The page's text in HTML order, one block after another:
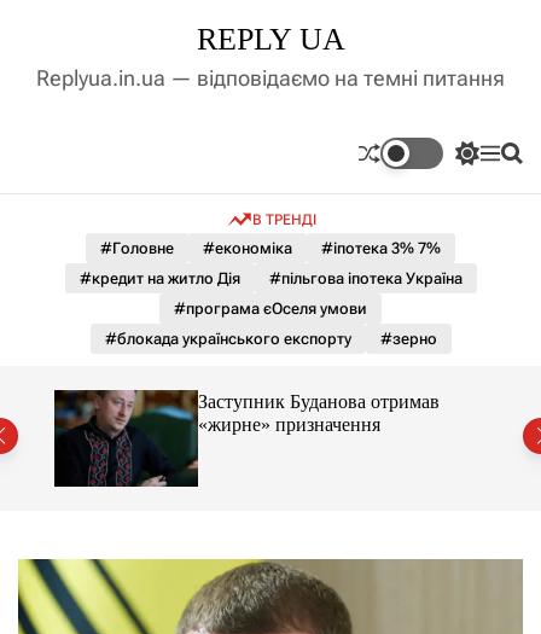
д
REPLY UA
Replyua.in.ua — відповідаємо на темні питання
П
м
к
к
ь
М П
В ТРЕНДІ
#Головне #економіка
#іпотека 3% 7%
#кредит на житло Дія
#пільгова іпотека Україна
#програма єОселя умови
#блокада українського експорту
#зерно
Заступник Буданова отримав
«жирне» призначення